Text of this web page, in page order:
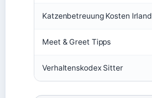
Katzenbetreuung Kosten Irland
Meet & Greet Tipps
Verhaltenskodex Sitter